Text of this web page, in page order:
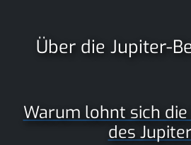
Über die Jupiter-
Warum lohnt sich
des